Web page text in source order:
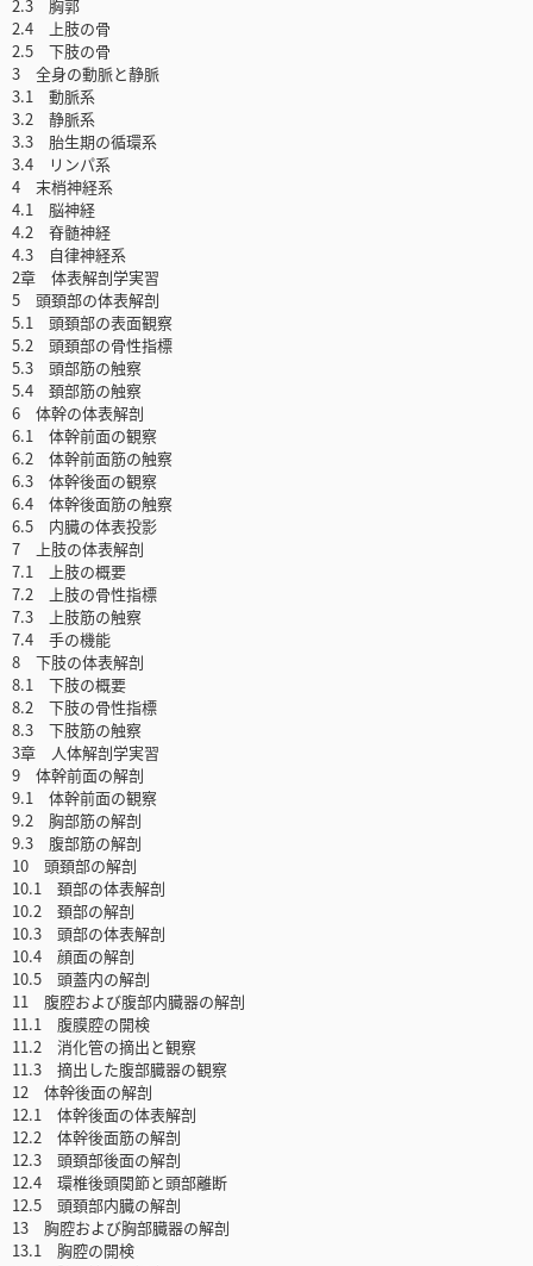
2.3 胸郭
2.4 上肢の骨
2.5 下肢の骨
3 全身の動脈と静脈
3.1 動脈系
3.2 静脈系
3.3 胎生期の循環系
3.4 リンパ系
4 末梢神経系
4.1 脳神経
4.2 脊髄神経
4.3 自律神経系
2章 体表解剖学実習
5 頭頚部の体表解剖
5.1 頭頚部の表面観察
5.2 頭頚部の骨性指標
5.3 頭部筋の触察
5.4 頚部筋の触察
6 体幹の体表解剖
6.1 体幹前面の観察
6.2 体幹前面筋の触察
6.3 体幹後面の観察
6.4 体幹後面筋の触察
6.5 内臓の体表投影
7 上肢の体表解剖
7.1 上肢の概要
7.2 上肢の骨性指標
7.3 上肢筋の触察
7.4 手の機能
8 下肢の体表解剖
8.1 下肢の概要
8.2 下肢の骨性指標
8.3 下肢筋の触察
3章 人体解剖学実習
9 体幹前面の解剖
9.1 体幹前面の観察
9.2 胸部筋の解剖
9.3 腹部筋の解剖
10 頭頚部の解剖
10.1 頚部の体表解剖
10.2 頚部の解剖
10.3 頭部の体表解剖
10.4 顔面の解剖
10.5 頭蓋内の解剖
11 腹腔および腹部内臓器の解剖
11.1 腹膜腔の開検
11.2 消化管の摘出と観察
11.3 摘出した腹部臓器の観察
12 体幹後面の解剖
12.1 体幹後面の体表解剖
12.2 体幹後面筋の解剖
12.3 頭頚部後面の解剖
12.4 環椎後頭関節と頭部離断
12.5 頭頚部内臓の解剖
13 胸腔および胸部臓器の解剖
13.1 胸腔の開検